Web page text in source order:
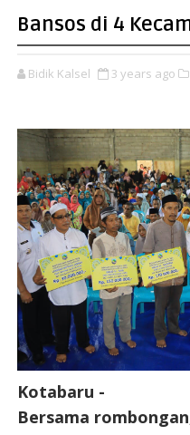
Bansos di 4
Bidik Kalsel 3 years ago
Kotabaru -
Bersama